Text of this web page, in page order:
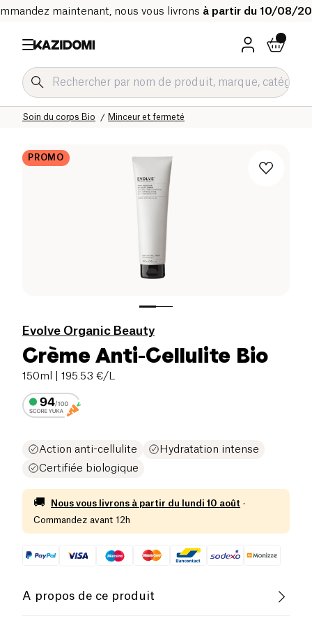
maintenant, nous vous livrons à partir du 10/08/
Minceur et fermeté
Soin du corps Bio
Hygiène & Beauté
Notre catalogue bio
Accueil
PROMO
Evolve Organic Beauty
Crème Anti-Cellulite Bio
150ml | 195.53 €/L
Action anti-cellulite
Hydratation intense
Certifiée biologique
🚚 Nous vous livrons à partir du lundi 10 août ·
Commandez avant 12h
A propos de ce produit